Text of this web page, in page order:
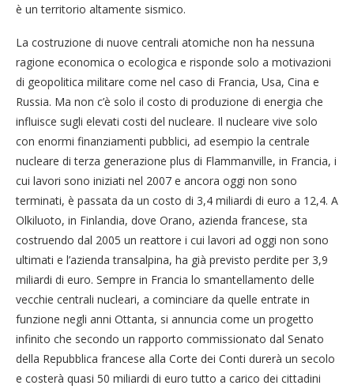
è un territorio altamente sismico.
La costruzione di nuove centrali atomiche non ha nessuna
ragione economica o ecologica e risponde solo a motivazioni
di geopolitica militare come nel caso di Francia, Usa, Cina e
Russia. Ma non c’è solo il costo di produzione di energia che
influisce sugli elevati costi del nucleare. Il nucleare vive solo
con enormi finanziamenti pubblici, ad esempio la centrale
nucleare di terza generazione plus di Flammanville, in Francia, i
cui lavori sono iniziati nel 2007 e ancora oggi non sono
terminati, è passata da un costo di 3,4 miliardi di euro a 12,4. A
Olkiluoto, in Finlandia, dove Orano, azienda francese, sta
costruendo dal 2005 un reattore i cui lavori ad oggi non sono
ultimati e l’azienda transalpina, ha già previsto perdite per 3,9
miliardi di euro. Sempre in Francia lo smantellamento delle
vecchie centrali nucleari, a cominciare da quelle entrate in
funzione negli anni Ottanta, si annuncia come un progetto
infinito che secondo un rapporto commissionato dal Senato
della Repubblica francese alla Corte dei Conti durerà un secolo
e costerà quasi 50 miliardi di euro tutto a carico dei cittadini